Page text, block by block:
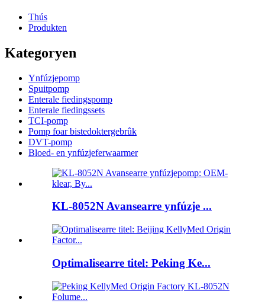
Thús
Produkten
Kategoryen
Ynfúzjepomp
Spuitpomp
Enterale fiedingspomp
Enterale fiedingssets
TCI-pomp
Pomp foar bistedoktergebrûk
DVT-pomp
Bloed- en ynfúzjeferwaarmer
KL-8052N Avansearre ynfúzje ...
Optimalisearre titel: Peking Ke...